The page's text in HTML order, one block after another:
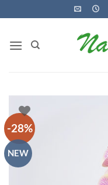
para
conteúdo
-28%
NEW